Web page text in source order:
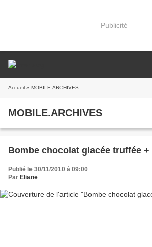
Publicité
Accueil » MOBILE.ARCHIVES
MOBILE.ARCHIVES
Bombe chocolat glacée truffée +
Publié le 30/11/2010 à 09:00
Par Eliane